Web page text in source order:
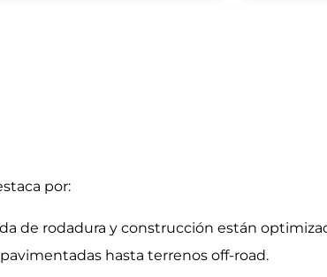
por:
de rodadura y construcción están
hasta terrenos off-road.